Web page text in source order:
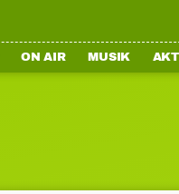
ON AIR MUSIK